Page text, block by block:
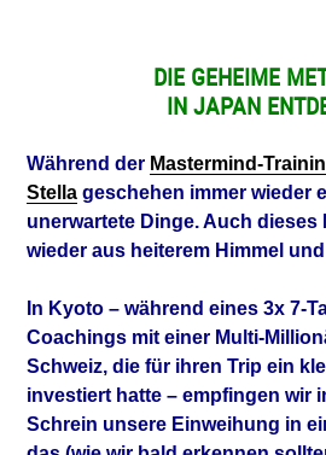
DIE GEHEIME
IN JAPAN
Während der Mastermind-
Stella geschehen immer wieder
unerwartete Dinge. Auch dieses
wieder aus heiterem Himmel
In Kyoto – während eines 3x 7-
Coachings mit einer Multi-
Schweiz, die für ihren Trip ein
investiert hatte – empfingen wir
Schrein unsere Einweihung in